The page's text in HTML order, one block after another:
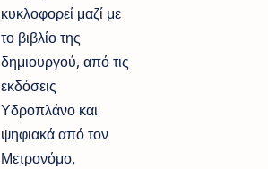
κυκλοφορεί μαζί με
το βιβλίο της
δημιουργού, από τις
εκδόσεις
Υδροπλάνο και
ψηφιακά από τον
Μετρονόμο.